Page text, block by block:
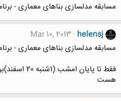
مسابقه مدلسازی بناهای معماری - برنامه
helensj
Mar 10, 2013
مسابقه مدلسازی بناهای معماری - برنامه
فقط تا
هست